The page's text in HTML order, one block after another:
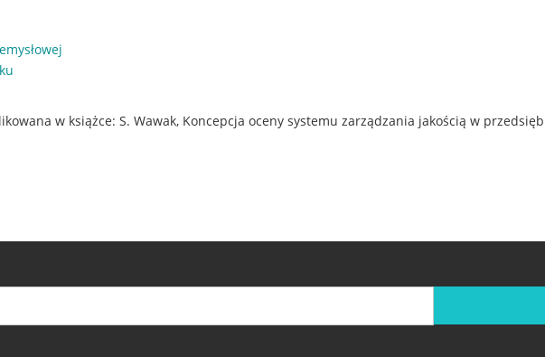
w książce: S. Wawak, Koncepcja oceny systemu zarządzania jakością w